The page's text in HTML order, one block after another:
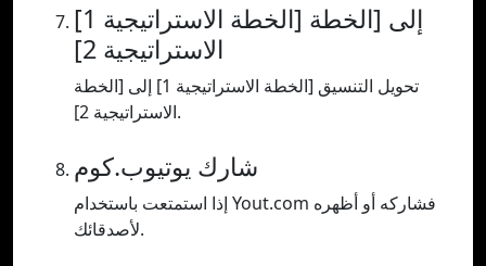
[الخطة الاستراتيجية 1] إلى [الخطة
الاستراتيجية 2]
تحويل التنسيق [الخطة الاستراتيجية 1] إلى [الخطة
الاستراتيجية 2].
شارك يوتيوب.كوم
إذا استمتعت باستخدام Yout.com فشاركه أو أظهره
لأصدقائك.